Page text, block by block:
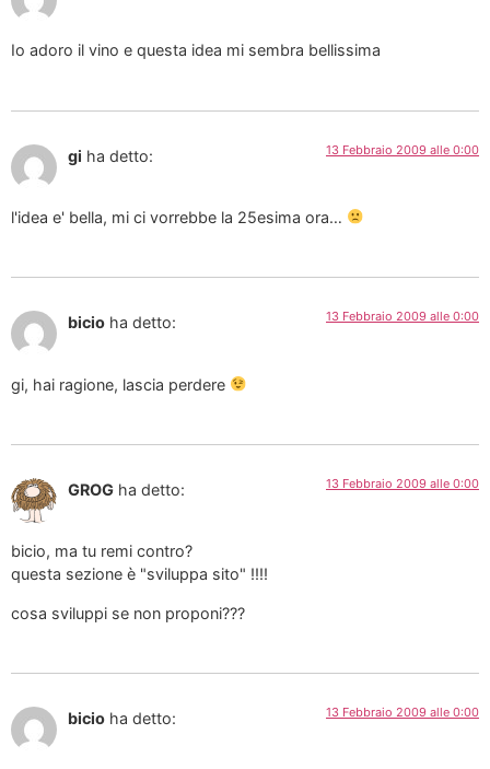
Io adoro il vino e questa idea mi sembra bellissima
gi ha detto: 13 Febbraio 2009 alle 0:00
l'idea e' bella, mi ci vorrebbe la 25esima ora…
bicio ha detto: 13 Febbraio 2009 alle 0:00
gi, hai ragione, lascia perdere
GROG ha detto: 13 Febbraio 2009 alle 0:00
bicio, ma tu remi contro?
questa sezione è "sviluppa sito" !!!!
cosa sviluppi se non proponi???
bicio ha detto: 13 Febbraio 2009 alle 0:00